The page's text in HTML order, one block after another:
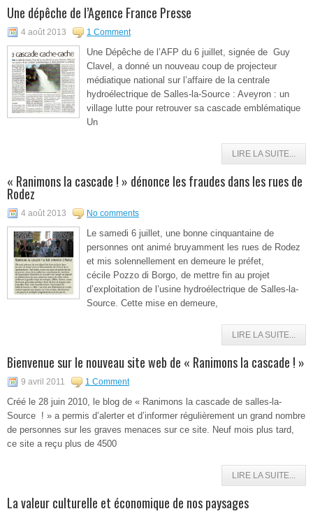
Une dépêche de l’Agence France Presse
4 août 2013 1 Comment
Une Dépêche de l’AFP du 6 juillet, signée de Guy
Clavel, a donné un nouveau coup de projecteur
médiatique national sur l’affaire de la centrale
hydroélectrique de Salles-la-Source : Aveyron : un
village lutte pour retrouver sa cascade emblématique
Un
LIRE LA SUITE...
« Ranimons la cascade ! » dénonce les fraudes dans les rues de
Rodez
4 août 2013 No comments
Le samedi 6 juillet, une bonne cinquantaine de
personnes ont animé bruyamment les rues de Rodez
et mis solennellement en demeure le préfet,
cécile Pozzo di Borgo, de mettre fin au projet
d’exploitation de l’usine hydroélectrique de Salles-la-
Source. Cette mise en demeure,
LIRE LA SUITE...
Bienvenue sur le nouveau site web de « Ranimons la cascade ! »
9 avril 2011 1 Comment
Créé le 28 juin 2010, le blog de « Ranimons la cascade de salles-la-
Source ! » a permis d’alerter et d’informer régulièrement un grand nombre
de personnes sur les graves menaces sur ce site. Neuf mois plus tard,
ce site a reçu plus de 4500
LIRE LA SUITE...
La valeur culturelle et économique de nos paysages